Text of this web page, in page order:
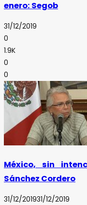
enero: Segob
31/12/2019
0
1.9K
0
0
México, sin
Sánchez Cordero
31/12/201931/12/2019